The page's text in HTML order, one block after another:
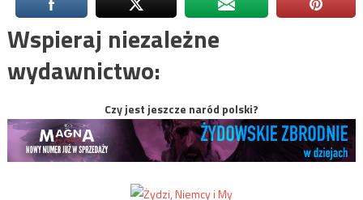
Wspieraj niezależne
wydawnictwo:
Czy jest jeszcze naród polski?